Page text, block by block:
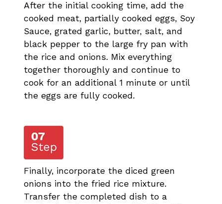
After the initial cooking time, add the
cooked meat, partially cooked eggs, Soy
Sauce, grated garlic, butter, salt, and
black pepper to the large fry pan with
the rice and onions. Mix everything
together thoroughly and continue to
cook for an additional 1 minute or until
the eggs are fully cooked.
Finally, incorporate the diced green
onions into the fried rice mixture.
Transfer the completed dish to a